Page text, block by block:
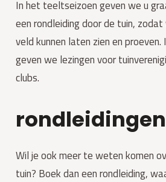
In het teeltseizoen geven we u
een rondleiding door de tuin,
veld kunnen laten zien en
geven we lezingen voor
clubs.
rondleidingen
Wil je ook meer te weten komen
tuin? Boek dan een rondleiding,